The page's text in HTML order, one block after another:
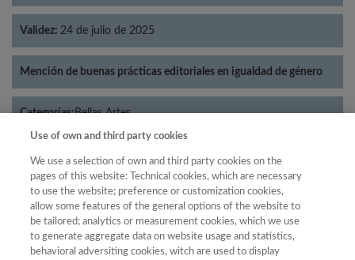
Validez: 24 de julio de 2025
Mención de buenas prácticas editoriales en igualdad de género
Categorías:Bellas Artes
Año
Año Filtrar
Use of own and third party cookies
We use a selection of own and third party cookies on the
pages of this website: Technical cookies, which are necessary
to use the website; preference or customization cookies,
allow some features of the general options of the website to
be tailored; analytics or measurement cookies, which we use
to generate aggregate data on website usage and statistics,
behavioral adversiting cookies, witch are used to display